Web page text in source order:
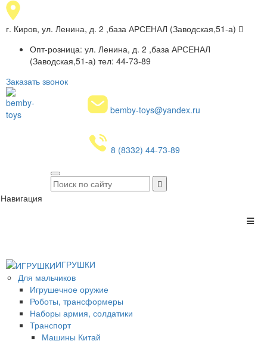
г. Киров, ул. Ленина, д. 2 ,база АРСЕНАЛ (Заводская,51-а)
Опт-розница: ул. Ленина, д. 2 ,база АРСЕНАЛ
(Заводская,51-а) тел: 44-73-89
Заказать звонок
bemby-toys@yandex.ru
8 (8332) 44-73-89
Навигация
ИГРУШКИ
Для мальчиков
Игрушечное оружие
Роботы, трансформеры
Наборы армия, солдатики
Транспорт
Машины Китай